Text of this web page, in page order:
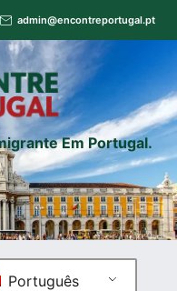
admin@encontreportugal.pt
Em Portugal.
Português